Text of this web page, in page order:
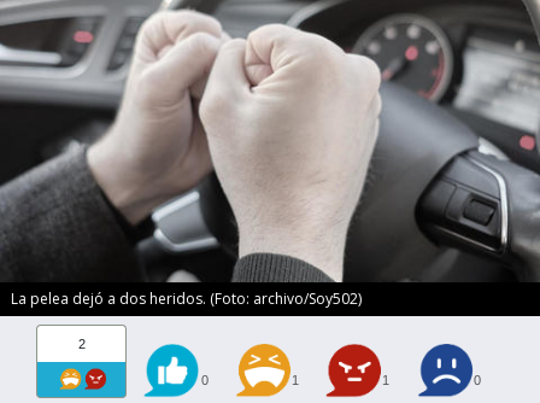
La pelea dejó a dos heridos. (Foto: archivo/Soy502)
2
0 1 1 0